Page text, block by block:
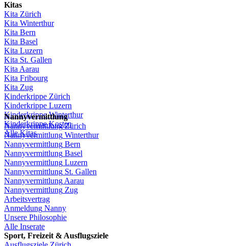
Kitas
Kita Zürich
Kita Winterthur
Kita Bern
Kita Basel
Kita Luzern
Kita St. Gallen
KitaAarau
Kita Fribourg
Kita Zug
Kinderkrippe Zürich
Kinderkrippe Luzern
KinderkrippeWinterthur
Kinderkrippe Kosten
Alle Kitas
Nannyvermittlung
Nannyvermittlung Zürich
Nannyvermittlung Winterthur
Nannyvermittlung Bern
Nannyvermittlung Basel
Nannyvermittlung Luzern
Nannyvermittlung St. Gallen
NannyvermittlungAarau
Nannyvermittlung Zug
Arbeitsvertrag
Anmeldung Nanny
Unsere Philosophie
Alle Inserate
Sport, Freizeit&Ausflugsziele